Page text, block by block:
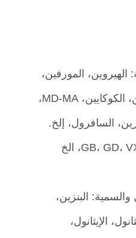
الهيروين، المورفين،
الميثام-فيتامين، الكيتامين، الكوكايين، MD-MA،
السافرول، إلخ.
والسمية: البنزين،
الإيثانول،